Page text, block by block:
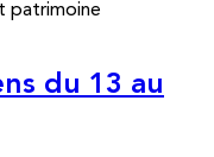
patrimoine
du 13 au